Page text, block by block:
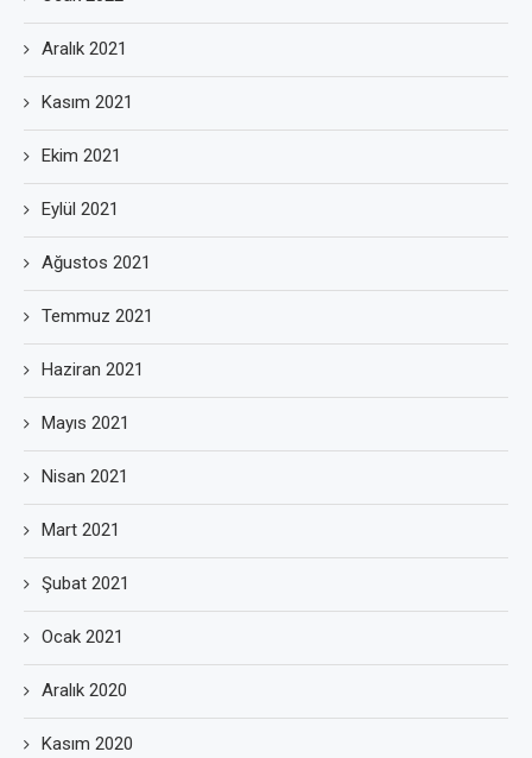
Aralık 2021
Kasım 2021
Ekim 2021
Eylül 2021
Ağustos 2021
Temmuz 2021
Haziran 2021
Mayıs 2021
Nisan 2021
Mart 2021
Şubat 2021
Ocak 2021
Aralık 2020
Kasım 2020